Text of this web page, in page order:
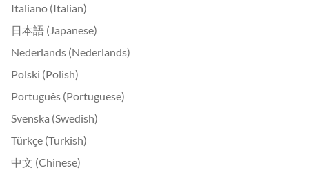
Italiano (Italian)
日本語 (Japanese)
Nederlands (Nederlands)
Polski (Polish)
Português (Portuguese)
Svenska (Swedish)
Türkçe (Turkish)
中文 (Chinese)